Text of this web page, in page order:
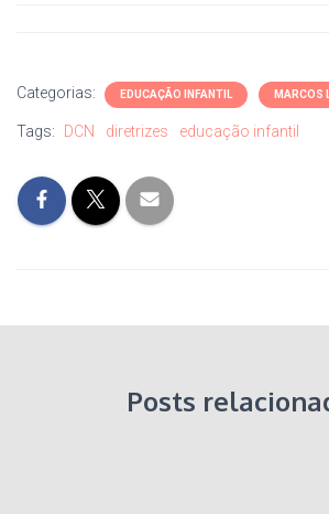
Categorias: EDUCAÇÃO INFANTIL MARCOS
Tags: DCN diretrizes educação infantil
Posts